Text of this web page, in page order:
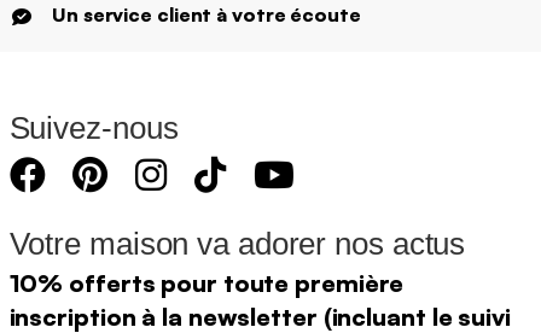
Un service client à votre écoute
Suivez-nous
Votre maison va adorer nos actus
10% offerts pour toute première
inscription à la newsletter (incluant le suivi